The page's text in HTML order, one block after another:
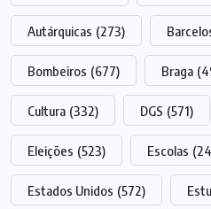
Autárquicas (273)
Bombeiros (677) Braga
Cultura (332) DGS (571)
Eleições (523) Escolas
Estados Unidos (572)